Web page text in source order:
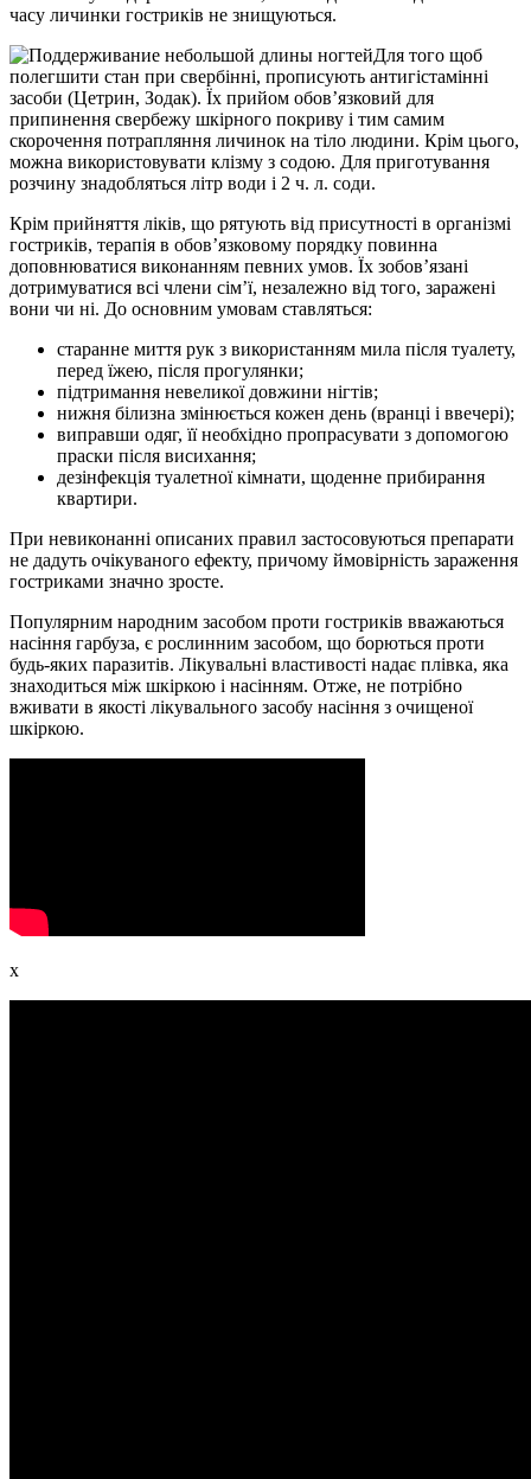
часу личинки гостриків не знищуються.
Для того щоб
полегшити стан при свербінні, прописують антигістамінні
засоби (Цетрин, Зодак). Їх прийом обов’язковий для
припинення свербежу шкірного покриву і тим самим
скорочення потрапляння личинок на тіло людини. Крім цього,
можна використовувати клізму з содою. Для приготування
розчину знадобляться літр води і 2 ч. л. соди.
Крім прийняття ліків, що рятують від присутності в організмі
гостриків, терапія в обов’язковому порядку повинна
доповнюватися виконанням певних умов. Їх зобов’язані
дотримуватися всі члени сім’ї, незалежно від того, заражені
вони чи ні. До основним умовам ставляться:
старанне миття рук з використанням мила після туалету,
перед їжею, після прогулянки;
підтримання невеликої довжини нігтів;
нижня білизна змінюється кожен день (вранці і ввечері);
виправши одяг, її необхідно пропрасувати з допомогою
праски після висихання;
дезінфекція туалетної кімнати, щоденне прибирання
квартири.
При невиконанні описаних правил застосовуються препарати
не дадуть очікуваного ефекту, причому ймовірність зараження
гостриками значно зросте.
Популярним народним засобом проти гостриків вважаються
насіння гарбуза, є рослинним засобом, що борються проти
будь-яких паразитів. Лікувальні властивості надає плівка, яка
знаходиться між шкіркою і насінням. Отже, не потрібно
вживати в якості лікувального засобу насіння з очищеної
шкіркою.
x